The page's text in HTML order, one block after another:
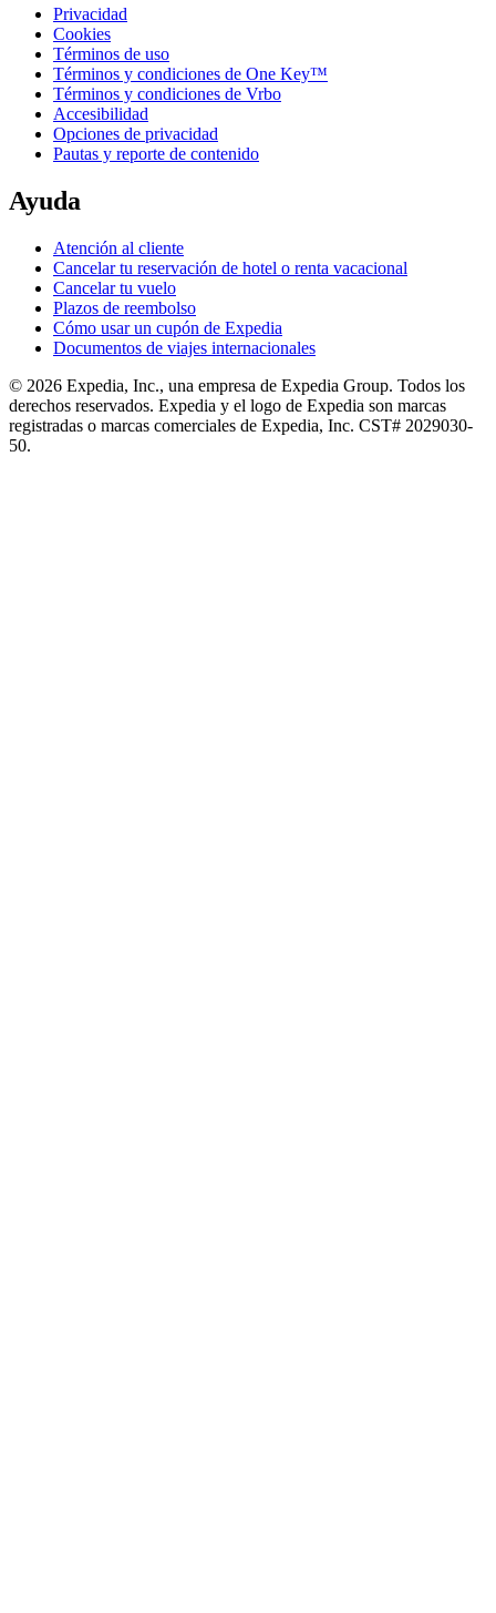
Privacidad
Cookies
Términos de uso
Términos y condiciones de One Key™
Términos y condiciones de Vrbo
Accesibilidad
Opciones de privacidad
Pautas y reporte de contenido
Ayuda
Atención al cliente
Cancelar tu reservación de hotel o renta vacacional
Cancelar tu vuelo
Plazos de reembolso
Cómo usar un cupón de Expedia
Documentos de viajes internacionales
© 2026 Expedia, Inc., una empresa de Expedia Group. Todos los
derechos reservados. Expedia y el logo de Expedia son marcas
registradas o marcas comerciales de Expedia, Inc. CST# 2029030-
50.